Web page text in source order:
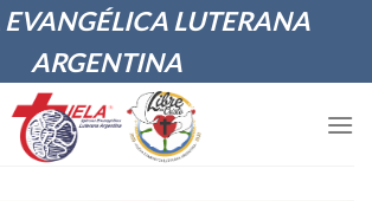
EVANGÉLICA LUTERANA
ARGENTINA